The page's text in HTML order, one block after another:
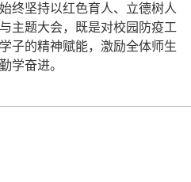
终坚持以红色育人、立德树人
主题大会，既是对校园防疫工
子的精神赋能，激励全体师生
学奋进。